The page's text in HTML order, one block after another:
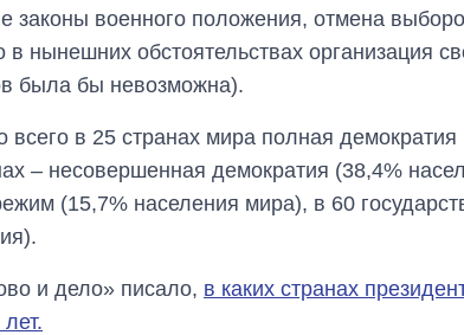
законы военного положения, отмена
в нынешних обстоятельствах организация
была бы невозможна).
всего в 25 странах мира полная
– несовершенная демократия (38,4%
(15,7% населения мира), в 60
и дело» писало, в каких странах